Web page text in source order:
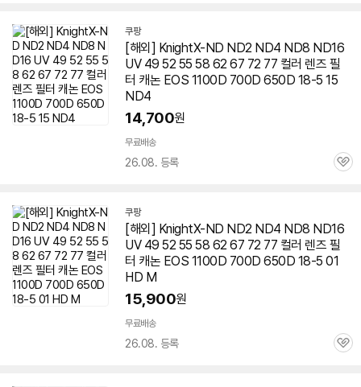
쿠팡
[해외] KnightX-ND ND2 ND4 ND8 ND16
UV 49 52 55 58 62 67 72 77 컬러 렌즈 필
터 캐논 EOS 1100D 700D 650D 18-5 15
ND4
14,700원
무료배송
26.08. 등록
관
쿠팡
[해외] KnightX-ND ND2 ND4 ND8 ND16
UV 49 52 55 58 62 67 72 77 컬러 렌즈 필
터 캐논 EOS 1100D 700D 650D 18-5 01
HD M
15,900원
무료배송
26.08. 등록
관